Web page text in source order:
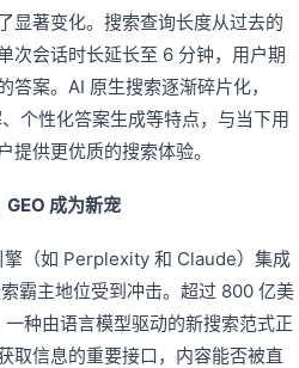
显著变化。搜索查询长度从过去的
次会话时长延长至 6 分钟，用户期
案。AI 原生搜索逐渐碎片化，
个性化答案生成等特点，与当下用
提供更优质的搜索体验。
GEO 成为新宠
擎（如 Perplexity 和 Claude）集成
霸主地位受到冲击。超过 800 亿美
种由语言模型驱动的新搜索范式正
取信息的重要接口，内容能否被直